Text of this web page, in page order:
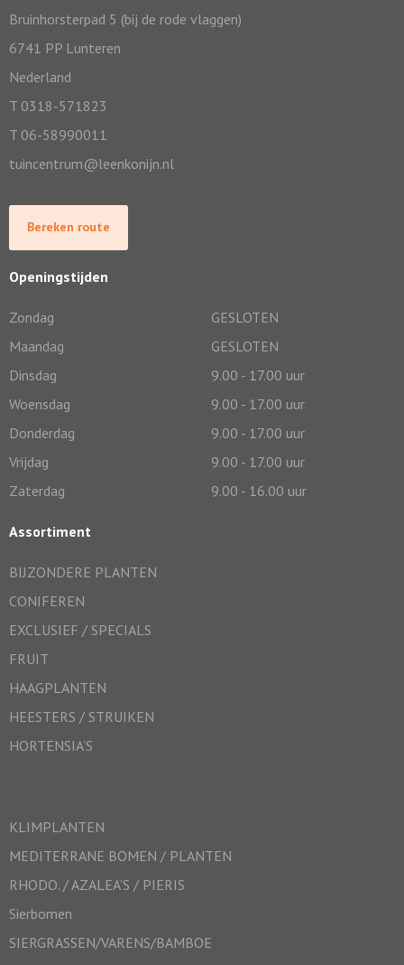
Bruinhorsterpad 5 (bij de rode vlaggen)
6741 PP Lunteren
Nederland
T 0318-571823
T 06-58990011
tuincentrum@leenkonijn.nl
Bereken route
Openingstijden
Zondag
GESLOTEN
Maandag
GESLOTEN
Dinsdag
9.00 - 17.00 uur
Woensdag
9.00 - 17.00 uur
Donderdag
9.00 - 17.00 uur
Vrijdag
9.00 - 17.00 uur
Zaterdag
9.00 - 16.00 uur
Assortiment
BIJZONDERE PLANTEN
CONIFEREN
EXCLUSIEF / SPECIALS
FRUIT
HAAGPLANTEN
HEESTERS / STRUIKEN
HORTENSIA’S
KLIMPLANTEN
MEDITERRANE BOMEN / PLANTEN
RHODO. / AZALEA’S / PIERIS
Sierbomen
SIERGRASSEN/VARENS/BAMBOE